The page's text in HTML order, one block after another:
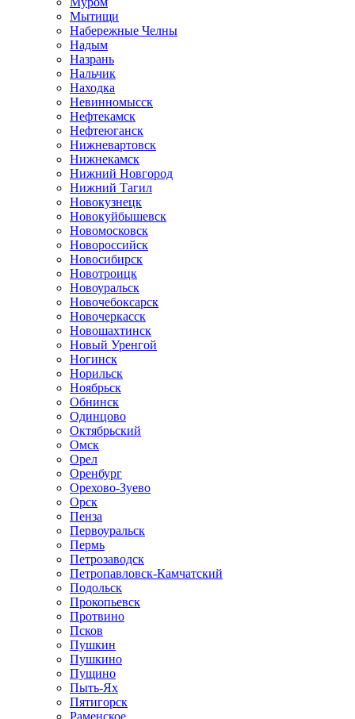
Мытищи
Набережные Челны
Надым
Назрань
Нальчик
Находка
Невинномысск
Нефтекамск
Нефтеюганск
Нижневартовск
Нижнекамск
Нижний Новгород
Нижний Тагил
Новокузнецк
Новокуйбышевск
Новомосковск
Новороссийск
Новосибирск
Новотроицк
Новоуральск
Новочебоксарск
Новочеркасск
Новошахтинск
Новый Уренгой
Ногинск
Норильск
Ноябрьск
Обнинск
Одинцово
Октябрьский
Омск
Орел
Оренбург
Орехово-Зуево
Орск
Пенза
Первоуральск
Пермь
Петрозаводск
Петропавловск-Камчатский
Подольск
Прокопьевск
Протвино
Псков
Пушкин
Пушкино
Пущино
Пыть-Ях
Пятигорск
Раменское